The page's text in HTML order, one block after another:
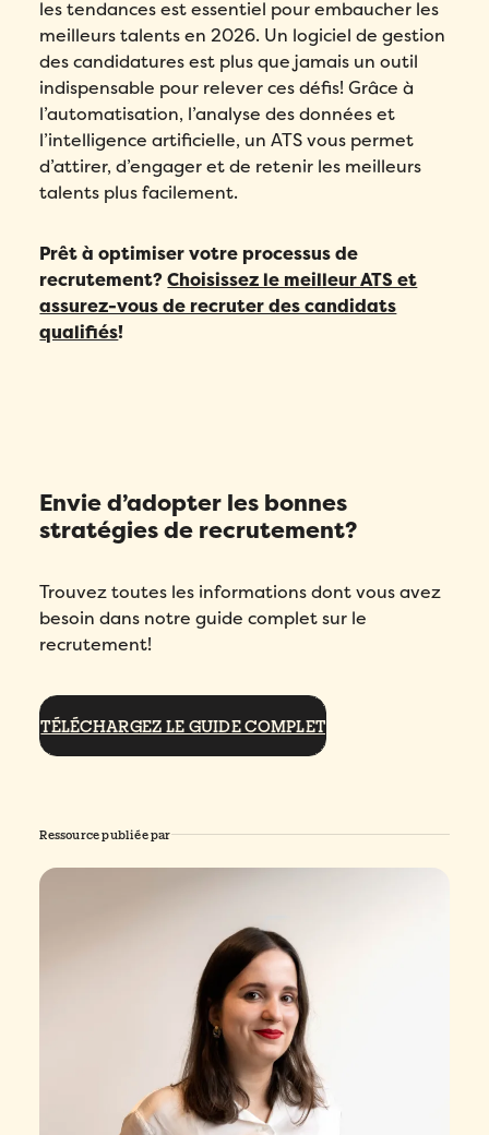
les tendances est essentiel pour embaucher les
meilleurs talents en 2026. Un logiciel de gestion
des candidatures est plus que jamais un outil
indispensable pour relever ces défis! Grâce à
l’automatisation, l’analyse des données et
l’intelligence artificielle, un ATS vous permet
d’attirer, d’engager et de retenir les meilleurs
talents plus facilement.
Prêt à optimiser votre processus de
recrutement?Choisissez le meilleur ATS et
assurez-vous de recruter des candidats
qualifiés!
Envie d’adopter les bonnes
stratégies de recrutement?
Trouvez toutes les informations dont vous avez
besoin dans notre guide complet sur le
recrutement!
TÉLÉCHARGEZ LE GUIDE COMPLET
Ressource publiée par